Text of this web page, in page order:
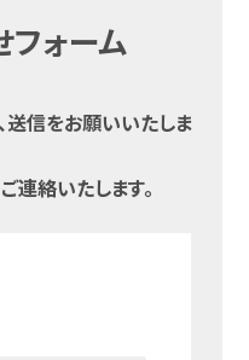
ォーム
送信をお願いいたしま
連絡いたします。